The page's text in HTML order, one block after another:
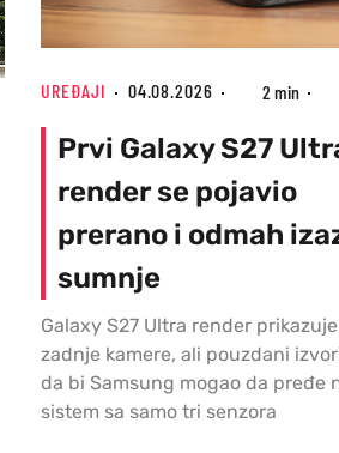
UREĐAJI 04.08.2026 2 min
Prvi Galaxy S27
render se pojavio
prerano i odmah
sumnje
Galaxy S27 Ultra render
zadnje kamere, ali pouzdani
da bi Samsung mogao da pređe
sistem sa samo tri senzora